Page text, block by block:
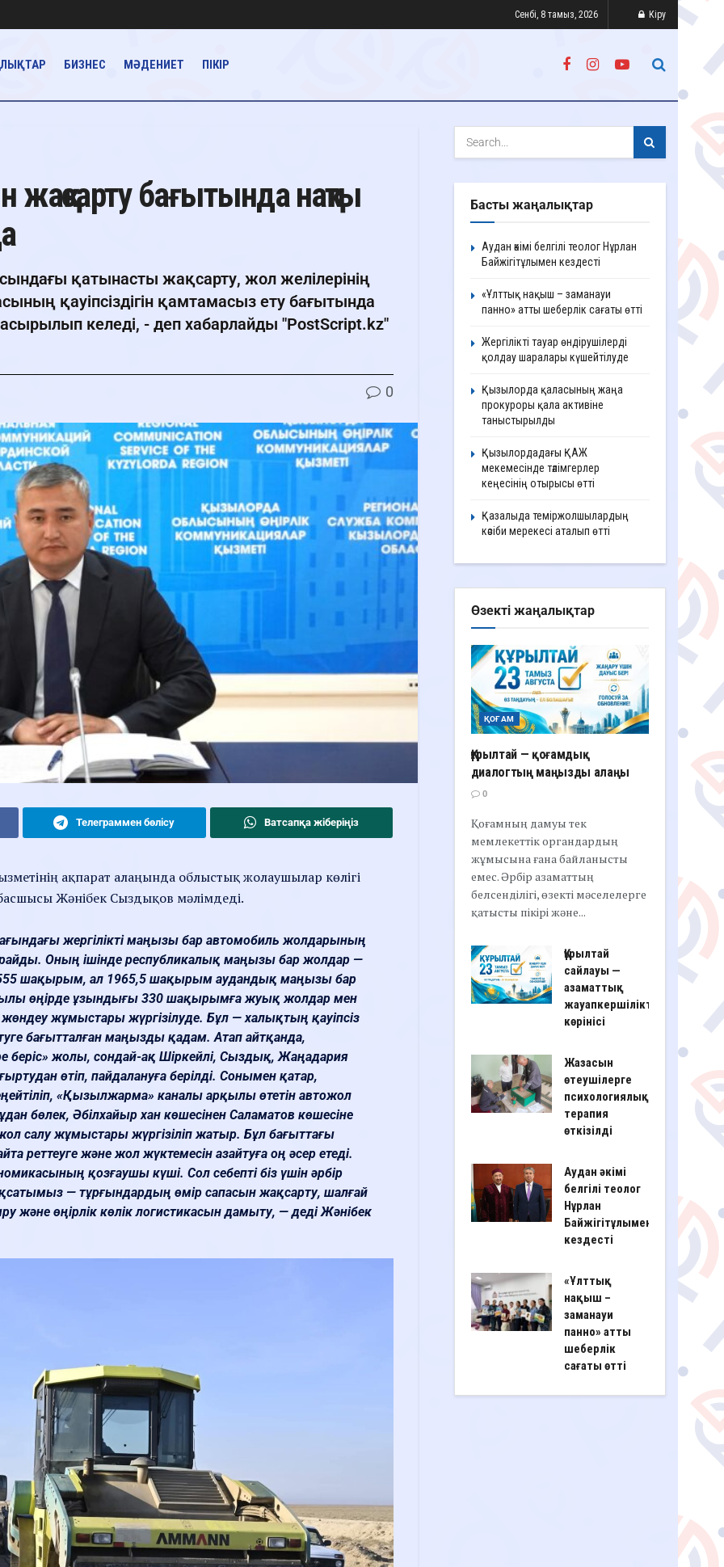
Сенбі, 8 тамыз, 2026 Кіру
БИЗНЕС МӘДЕНИЕТ ПІКІР
бағытында нақты
қатынасты жақсарту, жол желілерінің
қауіпсіздігін қамтамасыз ету бағытында
келеді, - деп хабарлайды "PostScript.kz"
0
Телеграммен бөлісу Ватсапқа жіберіңіз
ақпарат алаңында облыстық жолаушылар көлігі
Жәнібек Сыздықов мәлімдеді.
жергілікті маңызы бар автомобиль жолдарының
Оның ішінде республикалық маңызы бар жолдар —
шақырым, ал 1965,5 шақырым аудандық маңызы бар
өңірде ұзындығы 330 шақырымға жуық жолдар мен
жұмыстары жүргізілуде. Бұл — халықтың қауіпсіз
бағытталған маңызды қадам. Атап айтқанда,
беріс» жолы, сондай-ақ Шіркейлі, Сыздық, Жаңадария
өтіп, пайдалануға берілді. Сонымен қатар,
«Қызылжарма» каналы арқылы өтетін автожол
бөлек, Әбілхайыр хан көшесінен Саламатов көшесіне
салу жұмыстары жүргізіліп жатыр. Бұл бағыттағы
реттеуге және жол жүктемесін азайтуға оң әсер етеді.
қозғаушы күші. Сол себепті біз үшін әрбір
— тұрғындардың өмір сапасын жақсарту, шалғай
өңірлік көлік логистикасын дамыту, — деді Жәнібек
Басты жаңалықтар
Аудан әкімі белгілі теолог Нұрлан
Байжігітұлымен кездесті
«Ұлттық нақыш – заманауи
панно» атты шеберлік сағаты өтті
Жергілікті тауар өндірушілерді
қолдау шаралары күшейтілуде
Қызылорда қаласының жаңа
прокуроры қала активіне
таныстырылды
Қызылордадағы ҚАЖ
мекемесінде тәлімгерлер
кеңесінің отырысы өтті
Қазалыда теміржолшылардың
кәсіби мерекесі аталып өтті
Өзекті жаңалықтар
ҚОҒАМ
Құрылтай — қоғамдық
диалогтың маңызды алаңы
0
Қоғамның дамуы тек
мемлекеттік органдардың
жұмысына ғана байланысты
емес. Әрбір азаматтың
белсенділігі, өзекті мәселелерге
қатысты пікірі және...
Құрылтай
сайлауы —
азаматтық
жауапкершіліктің
көрінісі
Жазасын
өтеушілерге
психологиялық
терапия
өткізілді
Аудан әкімі
белгілі теолог
Нұрлан
Байжігітұлымен
кездесті
«Ұлттық
нақыш –
заманауи
панно» атты
шеберлік
сағаты өтті